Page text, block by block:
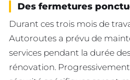
Des fermetures
Durant ces trois mois de
Autoroutes a prévu de
services pendant la durée
rénovation.